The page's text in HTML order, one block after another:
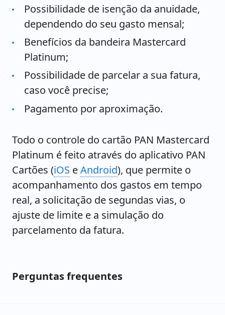
Possibilidade de isenção da anuidade,
dependendo do seu gasto mensal;
Benefícios da bandeira Mastercard
Platinum;
Possibilidade de parcelar a sua fatura,
caso você precise;
Pagamento por aproximação.
Todo o controle do cartão PAN Mastercard
Platinum é feito através do aplicativo PAN
Cartões (iOS eAndroid), que permite o
acompanhamento dos gastos em tempo
real, a solicitação de segundas vias, o
ajuste de limite e a simulação do
parcelamento da fatura.
Perguntas frequentes